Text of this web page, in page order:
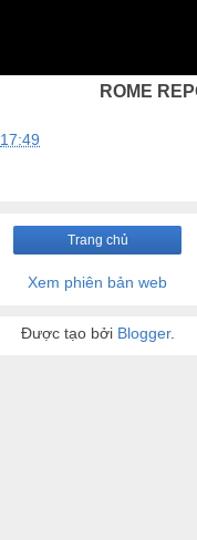
ROME
17:49
Trang chủ
Xem phiên bản web
Được tạo bởi Blogger.